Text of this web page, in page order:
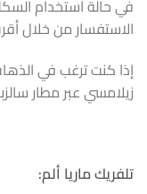
في حالة استخدام
الاستفسار من خلال
إذا كنت ترغب في
زيلامسي عبر مطار
تلفريك ماريا ألم: